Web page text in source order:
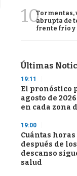
10Tormentas,
abrupta de
frente frío y
Últimas
19:11
El pronóstico
agosto de
en cada zona
19:00
Cuántas
después de
descanso
salud